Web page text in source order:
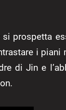
prospetta
i piani
di Jin e